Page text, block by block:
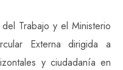
Trabajo y el Ministerio
Externa dirigida a
y ciudadanía en